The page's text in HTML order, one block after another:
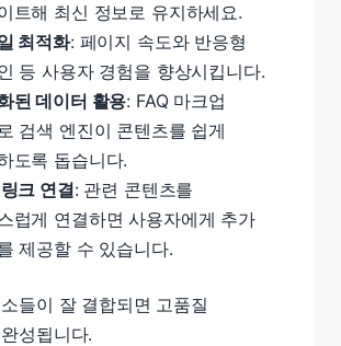
트해 최신 정보로 유지하세요.
최적화: 페이지 속도와 반응형
등 사용자 경험을 향상시킵니다.
된 데이터 활용: FAQ 마크업
검색 엔진이 콘텐츠를 쉽게
도록 돕습니다.
크 연결: 관련 콘텐츠를
럽게 연결하면 사용자에게 추가
제공할 수 있습니다.
들이 잘 결합되면 고품질
성됩니다.